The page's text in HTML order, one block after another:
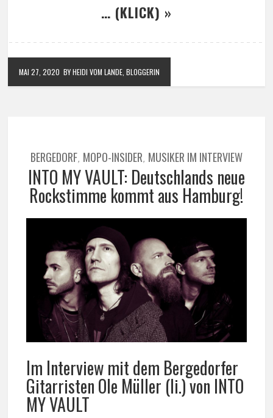
… (KLICK) »
MAI 27, 2020 BY HEIDI VOM LANDE, BLOGGERIN
BERGEDORF, MOPO-INSIDER, MUSIKER IM INTERVIEW
INTO MY VAULT: Deutschlands neue
Rockstimme kommt aus Hamburg!
Im Interview mit dem Bergedorfer
Gitarristen Ole Müller (li.) von INTO
MY VAULT